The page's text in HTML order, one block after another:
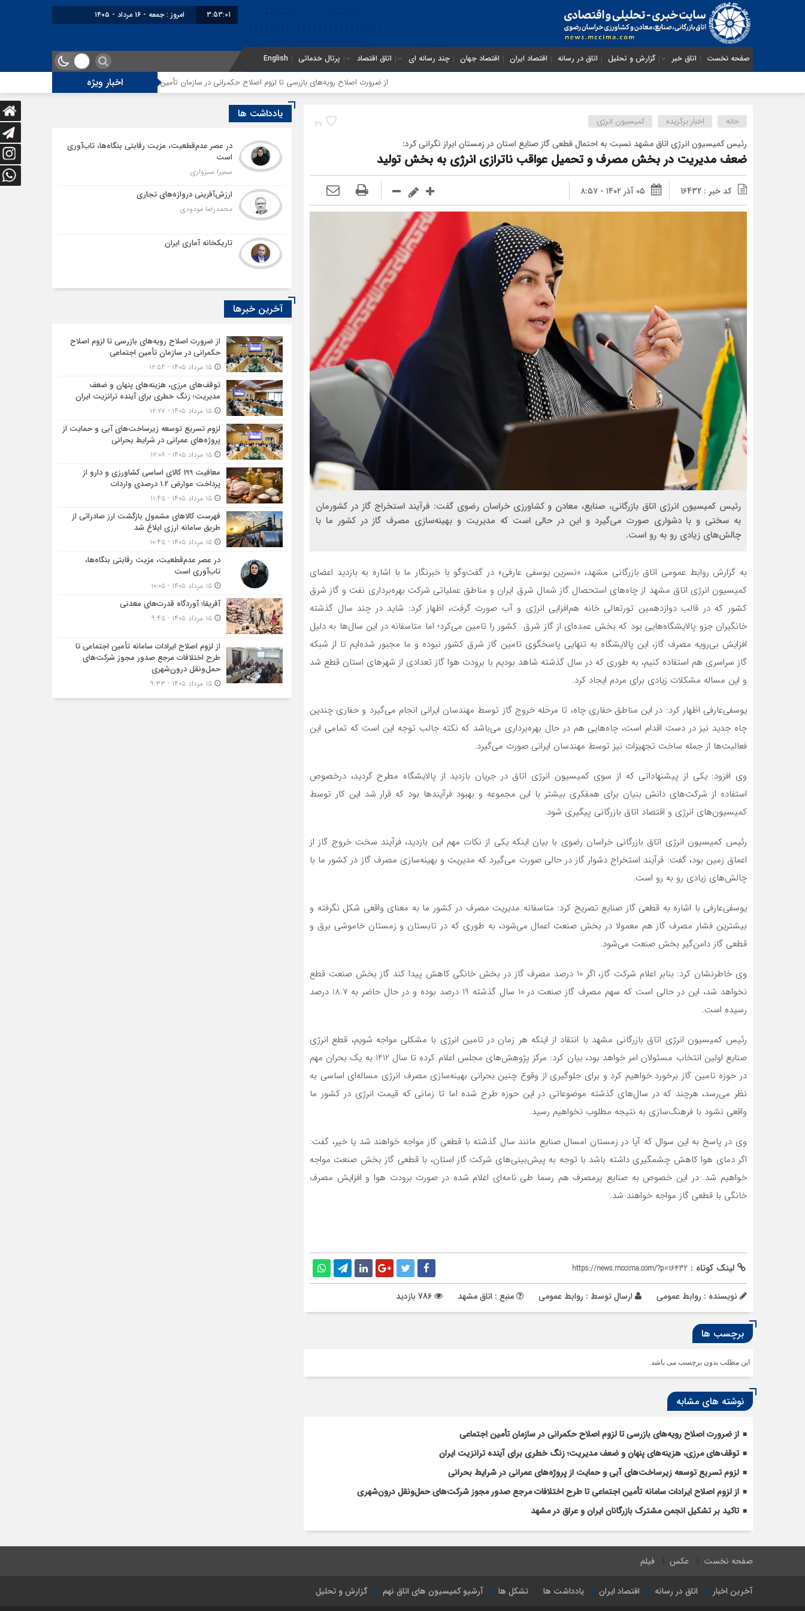
3:53:02 امروز : جمعه - ۱۶ مرداد - ۱۴۰۵
صفحه نخست اتاق خبر گزارش و تحلیل اتاق در رسانه اقتصاد ایران اقتصاد جهان چند رسانه ای اتاق اقتصاد پرتال خدماتی English
اخبار ویژه از ضرورت اصلاح رویه‌های بازرسی تا لزوم اصلاح حکمرانی در سازمان تأمین اجتماعی توقف‌های مرزی، هزینه‌های پنهان و ضعف
47 خانه اخبار برگزیده کمیسیون انرژی
رئیس کمیسیون انرژی اتاق مشهد نسبت به احتمال قطعی گاز صنایع استان در زمستان ابراز نگرانی کرد:
ضعف مدیریت در بخش مصرف و تحمیل عواقب ناترازی انرژی به بخش تولید
کد خبر : 16432 ۰۵ آذر ۱۴۰۲ - ۸:۵۷
رئیس کمیسیون انرژی اتاق بازرگانی، صنایع، معادن و کشاورزی خراسان رضوی گفت: فرآیند استخراج گاز در کشورمان
به سختی و با دشواری صورت می‌گیرد و این در حالی است که مدیریت و بهینه‌سازی مصرف گاز در کشور ما با
چالش‌های زیادی رو به رو است.
به گزارش روابط عمومی اتاق بازرگانی مشهد، «نسرین یوسفی عارفی» در گفت‌وگو با خبرنگار ما با اشاره به بازدید اعضای
کمیسیون انرژی اتاق مشهد از چاه‌های استحصال گاز شمال شرق ایران و مناطق عملیاتی شرکت بهره‌برداری نفت و گاز شرق
کشور که در قالب دوازدهمین تورتعالی خانه هم‌افزایی انرژی و آب صورت گرفت، اظهار کرد: شاید در چند سال گذشته
خانگیران جزو پالایشگاه‌هایی بود که بخش عمده‌ای از گاز شرق کشور را تامین می‌کرد؛ اما متاسفانه در این سال‌ها به دلیل
افزایش بی‌رویه مصرف گاز، این پالایشگاه به تنهایی پاسخگوی تامین گاز شرق کشور نبوده و ما مجبور شده‌ایم تا از شبکه
گاز سراسری هم استفاده کنیم، به طوری که در سال گذشته شاهد بودیم با برودت هوا گاز تعدادی از شهرهای استان قطع شد
و این مساله مشکلات زیادی برای مردم ایجاد کرد.
یوسفی‌عارفی اظهار کرد: در این مناطق حفاری چاه، تا مرحله خروج گاز توسط مهندسان ایرانی انجام می‌گیرد و حفاری چندین
چاه جدید نیز در دست اقدام است، چاه‌هایی هم در حال بهره‌برداری می‌باشد که نکته جالب توجه این است که تمامی این
فعالیت‌ها از جمله ساخت تجهیزات نیز توسط مهندسان ایرانی صورت می‌گیرد.
وی افزود: یکی از پیشنهاداتی که از سوی کمیسیون انرژی اتاق در جریان بازدید از پالایشگاه مطرح گردید، درخصوص
استفاده از شرکت‌های دانش بنیان برای همفکری بیشتر با این مجموعه و بهبود فرآیندها بود که قرار شد این کار توسط
کمیسیون‌های انرژی و اقتصاد اتاق بازرگانی پیگیری شود.
رئیس کمیسیون انرژی اتاق بازرگانی خراسان رضوی با بیان اینکه یکی از نکات مهم این بازدید، فرآیند سخت خروج گاز از
اعماق زمین بود، گفت: فرآیند استخراج دشوار گاز در حالی صورت می‌گیرد که مدیریت و بهینه‌سازی مصرف گاز در کشور ما با
چالش‌های زیادی رو به رو است.
یوسفی‌عارفی با اشاره به قطعی گاز صنایع تصریح کرد: متاسفانه مدیریت مصرف در کشور ما به معنای واقعی شکل نگرفته و
بیشترین فشار مصرف گاز هم معمولا در بخش صنعت اعمال می‌شود، به طوری که در تابستان و زمستان خاموشی‌ برق و
قطعی گاز دامن‌گیر بخش صنعت می‌شود.
وی خاطرنشان کرد: بنابر اعلام شرکت گاز، اگر 10 درصد مصرف گاز در بخش خانگی کاهش پیدا کند گاز بخش صنعت قطع
نخواهد شد، این در حالی است که سهم مصرف گاز صنعت در 10 سال گذشته 19 درصد بوده و در حال حاضر به 18.7 درصد
رسیده است.
رئیس کمیسیون انرژی اتاق بازرگانی مشهد با انتقاد از اینکه هر زمان در تامین انرژی با مشکلی مواجه شویم، قطع انرژی
صنایع اولین انتخاب مسئولان امر خواهد بود، بیان کرد: مرکز پژوهش‌های مجلس اعلام کرده تا سال 1412 به یک بحران مهم
در حوزه تامین گاز برخورد خواهیم کرد و برای جلوگیری از وقوع چنین بحرانی بهینه‌سازی مصرف انرژی مساله‌ای اساسی به
نظر می‌رسد، هرچند که در سال‌های گذشته موضوعاتی در این حوزه طرح شده اما تا زمانی که قیمت‌ انرژی در کشور ما
واقعی نشود با فرهنگ‌سازی به نتیجه مطلوب نخواهیم رسید.
وی در پاسخ به این سوال که آیا در زمستان امسال صنایع مانند سال گذشته با قطعی گاز مواجه خواهند شد یا خیر، گفت:
اگر دمای هوا کاهش چشمگیری داشته باشد با توجه به پیش‌بینی‌های شرکت گاز استان، با قطعی گاز بخش صنعت مواجه
خواهیم شد. در این خصوص به صنایع پرمصرف هم رسما طی نامه‌ای اعلام شده در صورت برودت هوا و افزایش مصرف
خانگی با قطعی گاز مواجه خواهند شد.
لینک کوتاه : https://news.mccima.com/?p=16432
نویسنده : روابط عمومی ارسال توسط : روابط عمومی منبع : اتاق مشهد
برچسب ها
این مطلب بدون برچسب می باشد.
نوشته های مشابه
از ضرورت اصلاح رویه‌های بازرسی تا لزوم اصلاح حکمرانی در سازمان تأمین اجتماعی
توقف‌های مرزی، هزینه‌های پنهان و ضعف مدیریت؛ زنگ خطری برای آینده ترانزیت ایران
لزوم تسریع توسعه زیرساخت‌های آبی و حمایت از پروژه‌های عمرانی در شرایط بحرانی
از لزوم اصلاح ایرادات سامانه تأمین اجتماعی تا طرح اختلافات مرجع صدور مجوز شرکت‌های حمل‌ونقل درون‌شهری
تاکید بر تشکیل انجمن مشترک بازرگانان ایران و عراق در مشهد
یادداشت ها
در عصر عدم‌قطعیت، مزیت رقابتی بنگاه‌ها، تاب‌آوری
است
سمیرا سبزواری
ارزش‌آفرینی دروازه‌های تجاری
محمدرضا مودودی
تاریکخانه آماری ایران
آخرین خبرها
از ضرورت اصلاح رویه‌های بازرسی تا لزوم اصلاح
حکمرانی در سازمان تأمین اجتماعی
۱۵ مرداد ۱۴۰۵ - ۱۲:۵۴
توقف‌های مرزی، هزینه‌های پنهان و ضعف
مدیریت؛ زنگ خطری برای آینده ترانزیت ایران
۱۵ مرداد ۱۴۰۵ - ۱۲:۲۷
لزوم تسریع توسعه زیرساخت‌های آبی و حمایت از
پروژه‌های عمرانی در شرایط بحرانی
۱۵ مرداد ۱۴۰۵ - ۱۲:۰۸
معافیت 199 کالای اساسی کشاورزی و دارو از
پرداخت عوارض 1.2 درصدی واردات
۱۵ مرداد ۱۴۰۵ - ۱۱:۴۵
فهرست کالاهای مشمول بازگشت ارز صادراتی از
طریق سامانه ارزی ابلاغ شد
۱۵ مرداد ۱۴۰۵ - ۱۰:۴۵
در عصر عدم‌قطعیت، مزیت رقابتی بنگاه‌ها،
تاب‌آوری است
۱۵ مرداد ۱۴۰۵ - ۱۰:۰۵
آفریقا؛ آوردگاه قدرت‌های معدنی
۱۵ مرداد ۱۴۰۵ - ۹:۴۵
از لزوم اصلاح ایرادات سامانه تأمین اجتماعی تا
طرح اختلافات مرجع صدور مجوز شرکت‌های
حمل‌ونقل درون‌شهری
۱۵ مرداد ۱۴۰۵ - ۹:۳۳
صفحه نخست عکس فیلم
آخرین اخبار اتاق در رسانه اقتصاد ایران یادداشت ها تشکل ها آرشیو کمیسیون های اتاق نهم گزارش و تحلیل